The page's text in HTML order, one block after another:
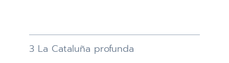
3 La Cataluña profunda